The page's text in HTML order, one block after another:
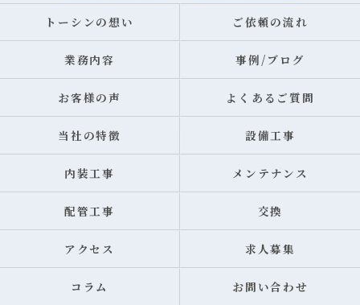
トーシンの想い ご依頼の流れ
業務内容 事例/ブログ
お客様の声 よくあるご質問
当社の特徴 設備工事
内装工事 メンテナンス
配管工事 交換
アクセス 求人募集
コラム お問い合わせ